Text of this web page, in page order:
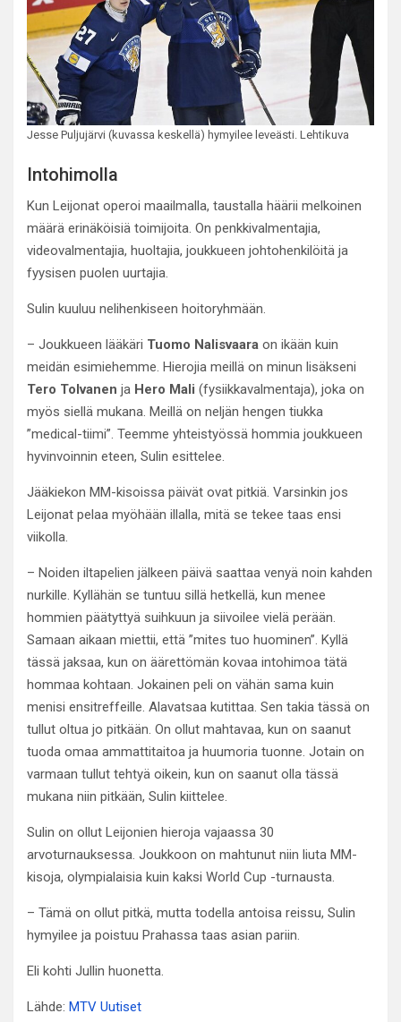
Jesse Puljujärvi (kuvassa keskellä) hymyilee leveästi. Lehtikuva
Intohimolla
Kun Leijonat operoi maailmalla, taustalla häärii melkoinen
määrä erinäköisiä toimijoita. On penkkivalmentajia,
videovalmentajia, huoltajia, joukkueen johtohenkilöitä ja
fyysisen puolen uurtajia.
Sulin kuuluu nelihenkiseen hoitoryhmään.
– Joukkueen lääkäri Tuomo Nalisvaara on ikään kuin
meidän esimiehemme. Hierojia meillä on minun lisäkseni
Tero Tolvanen ja Hero Mali (fysiikkavalmentaja), joka on
myös siellä mukana. Meillä on neljän hengen tiukka
”medical-tiimi”. Teemme yhteistyössä hommia joukkueen
hyvinvoinnin eteen, Sulin esittelee.
Jääkiekon MM-kisoissa päivät ovat pitkiä. Varsinkin jos
Leijonat pelaa myöhään illalla, mitä se tekee taas ensi
viikolla.
– Noiden iltapelien jälkeen päivä saattaa venyä noin kahden
nurkille. Kyllähän se tuntuu sillä hetkellä, kun menee
hommien päätyttyä suihkuun ja siivoilee vielä perään.
Samaan aikaan miettii, että ”mites tuo huominen”. Kyllä
tässä jaksaa, kun on äärettömän kovaa intohimoa tätä
hommaa kohtaan. Jokainen peli on vähän sama kuin
menisi ensitreffeille. Alavatsaa kutittaa. Sen takia tässä on
tullut oltua jo pitkään. On ollut mahtavaa, kun on saanut
tuoda omaa ammattitaitoa ja huumoria tuonne. Jotain on
varmaan tullut tehtyä oikein, kun on saanut olla tässä
mukana niin pitkään, Sulin kiittelee.
Sulin on ollut Leijonien hieroja vajaassa 30
arvoturnauksessa. Joukkoon on mahtunut niin liuta MM-
kisoja, olympialaisia kuin kaksi World Cup -turnausta.
– Tämä on ollut pitkä, mutta todella antoisa reissu, Sulin
hymyilee ja poistuu Prahassa taas asian pariin.
Eli kohti Jullin huonetta.
Lähde: MTV Uutiset